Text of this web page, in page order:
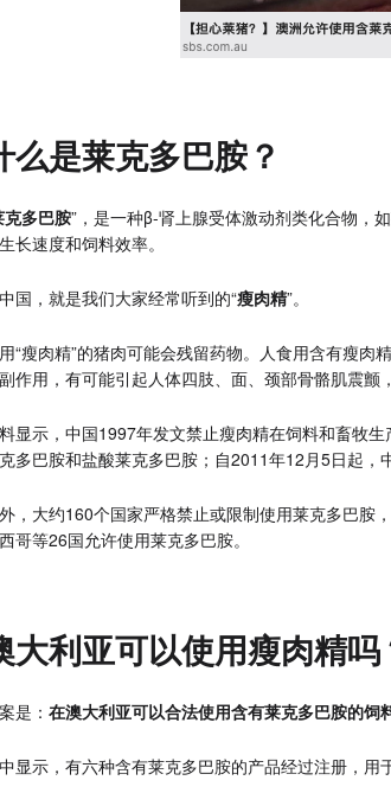
么是莱克多巴胺？
克多巴胺”，是一种β-肾上腺受体激动剂类化合物，
长速度和饲料效率。
国，就是我们大家经常听到的“瘦肉精”。
“瘦肉精”的猪肉可能会残留药物。人食用含有瘦
作用，有可能引起人体四肢、面、颈部骨骼肌震颤
显示，中国1997年发文禁止瘦肉精在饲料和畜牧
多巴胺和盐酸莱克多巴胺；自2011年12月5日起，
，大约160个国家严格禁止或限制使用莱克多巴胺
哥等26国允许使用莱克多巴胺。
大利亚可以使用瘦肉精吗
是： 在澳大利亚可以合法使用含有莱克多巴胺的饲
显示，有六种含有莱克多巴胺的产品经过注册，用